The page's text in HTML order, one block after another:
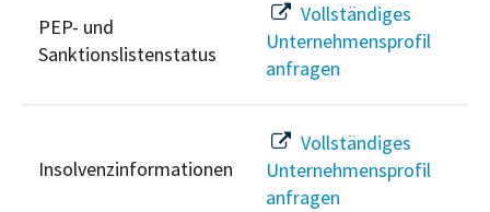
PEP- und
Sanktionslistenstatus
Vollständiges
Unternehmensprofil
anfragen
Insolvenzinformationen
Vollständiges
Unternehmensprofil
anfragen